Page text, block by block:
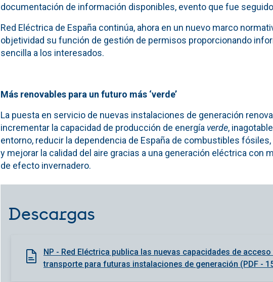
documentación de información disponibles, evento que fue
Red Eléctrica de España continúa, ahora en un nuevo marco
objetividad su función de gestión de permisos proporcionando
sencilla a los interesados.
Más renovables para un futuro más ‘verde’
La puesta en servicio de nuevas instalaciones de generación
incrementar la capacidad de producción de energía verde,
entorno, reducir la dependencia de España de combustibles
y mejorar la calidad del aire gracias a una generación eléctrica con
de efecto invernadero.
Descargas
NP - Red Eléctrica publica las nuevas capacidades de acceso
transporte para futuras instalaciones de generación (PDF -